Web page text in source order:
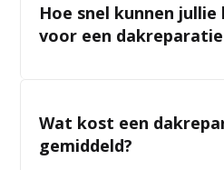
Hoe snel kunnen jullie
voor een
Wat kost een
gemiddeld?